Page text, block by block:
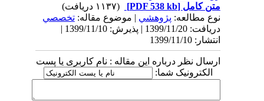
متن کامل[PDF 538 kb]
نوع مطالعه:پژوهشي| موضوع مقاله:تخصصي
دریافت: 1399/11/20 | پذیرش: 1399/11/10 |
انتشار: 1399/11/10
ارسال نظر درباره این مقاله : نام کاربری یا پست
الکترونیک شما: